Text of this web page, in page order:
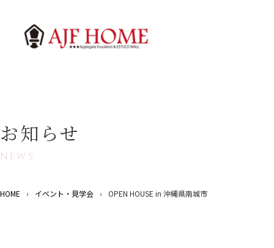
お知らせ
NEWS
HOME › イベント・見学会 › OPEN HOUSE in 沖縄県南城市